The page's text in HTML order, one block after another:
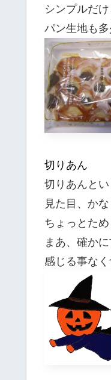
シンプルだ
パン生地も多
切りあ
切りあんと
見た目、か
ちょっとた
まあ、確か
感じる事な